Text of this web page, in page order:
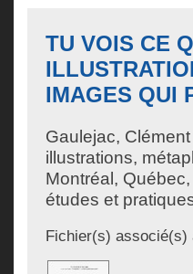
TU VOIS CE
IMAGES QUI
Gaulejac,
illustrations,
Montréal,
études et
Fichier(s) associé(s)